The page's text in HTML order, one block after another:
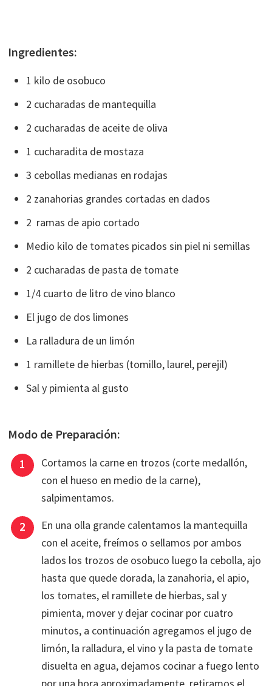
Ingredientes:
1 kilo de osobuco
2 cucharadas de mantequilla
2 cucharadas de aceite de oliva
1 cucharadita de mostaza
3 cebollas medianas en rodajas
2 zanahorias grandes cortadas en dados
2 ramas de apio cortado
Medio kilo de tomates picados sin piel ni semillas
2 cucharadas de pasta de tomate
1/4 cuarto de litro de vino blanco
El jugo de dos limones
La ralladura de un limón
1 ramillete de hierbas (tomillo, laurel, perejil)
Sal y pimienta al gusto
Modo de Preparación:
Cortamos la carne en trozos (corte medallón,
con el hueso en medio de la carne),
salpimentamos.
En una olla grande calentamos la mantequilla
con el aceite, freímos o sellamos por ambos
lados los trozos de osobuco luego la cebolla, ajo
hasta que quede dorada, la zanahoria, el apio,
los tomates, el ramillete de hierbas, sal y
pimienta, mover y dejar cocinar por cuatro
minutos, a continuación agregamos el jugo de
limón, la ralladura, el vino y la pasta de tomate
disuelta en agua, dejamos cocinar a fuego lento